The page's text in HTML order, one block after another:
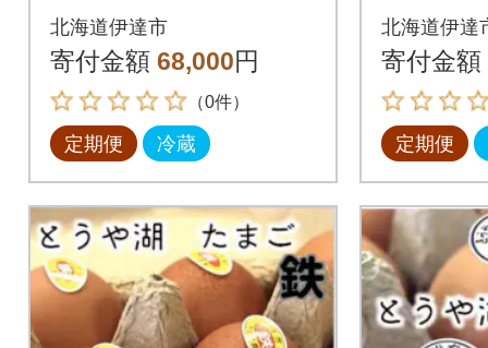
40個入り全6回
北海道伊達市
寄付金額 68,000円
（0件）
定期便 冷蔵
鉄 40個
北海道伊達
寄付金額
定期便